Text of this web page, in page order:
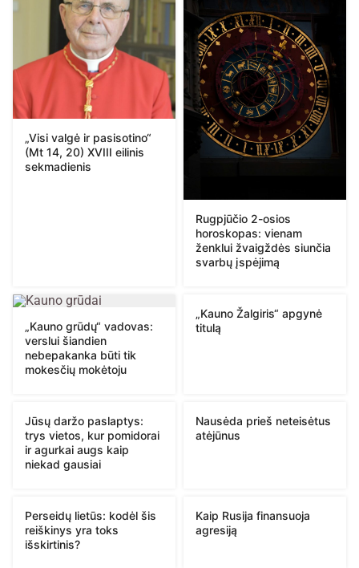
„Visi valgė ir pasisotino“
(Mt 14, 20) XVIII eilinis
sekmadienis
Rugpjūčio 2-osios
horoskopas: vienam
ženklui žvaigždės siunčia
svarbų įspėjimą
„Kauno grūdų“ vadovas:
verslui šiandien
nebepakanka būti tik
mokesčių mokėtoju
„Kauno Žalgiris“ apgynė
titulą
Jūsų daržo paslaptys:
trys vietos, kur pomidorai
ir agurkai augs kaip
niekad gausiai
Nausėda prieš neteisėtus
atėjūnus
Perseidų lietūs: kodėl šis
reiškinys yra toks
išskirtinis?
Kaip Rusija finansuoja
agresiją